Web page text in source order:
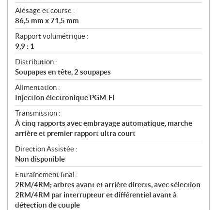
Alésage et course :
86,5 mm x 71,5 mm
Rapport volumétrique :
9,9 : 1
Distribution :
Soupapes en tête, 2 soupapes
Alimentation :
Injection électronique PGM-FI
Transmission :
À cinq rapports avec embrayage automatique, marche
arrière et premier rapport ultra court
Direction Assistée :
Non disponible
Entraînement final :
2RM/4RM; arbres avant et arrière directs, avec sélection
2RM/4RM par interrupteur et différentiel avant à
détection de couple